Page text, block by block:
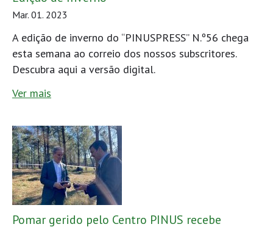
Mar. 01. 2023
A edição de inverno do “PINUSPRESS” N.º56 chega
esta semana ao correio dos nossos subscritores.
Descubra aqui a versão digital.
Ver mais
Pomar gerido pelo Centro PINUS recebe